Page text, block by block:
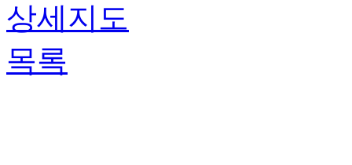
상세지도
목록